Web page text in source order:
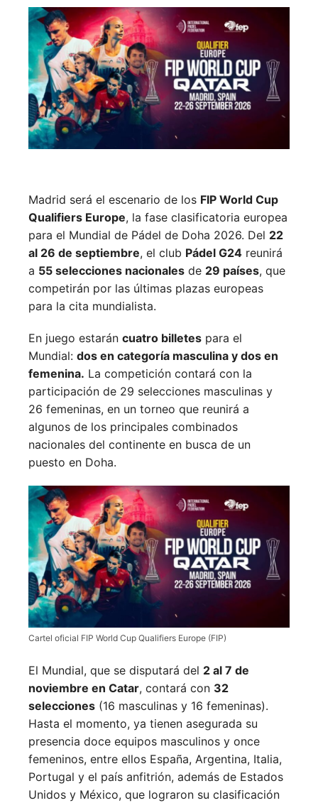
Madrid será el escenario de los FIP World Cup
Qualifiers Europe, la fase clasificatoria europea
para el Mundial de Pádel de Doha 2026. Del 22
al 26 de septiembre, el club Pádel G24 reunirá
a 55 selecciones nacionales de 29 países, que
competirán por las últimas plazas europeas
para la cita mundialista.
En juego estarán cuatro billetes para el
Mundial: dos en categoría masculina y dos en
femenina. La competición contará con la
participación de 29 selecciones masculinas y
26 femeninas, en un torneo que reunirá a
algunos de los principales combinados
nacionales del continente en busca de un
puesto en Doha.
Cartel oficial FIP World Cup Qualifiers Europe (FIP)
El Mundial, que se disputará del 2 al 7 de
noviembre en Catar, contará con 32
selecciones (16 masculinas y 16 femeninas).
Hasta el momento, ya tienen asegurada su
presencia doce equipos masculinos y once
femeninos, entre ellos España, Argentina, Italia,
Portugal y el país anfitrión, además de Estados
Unidos y México, que lograron su clasificación